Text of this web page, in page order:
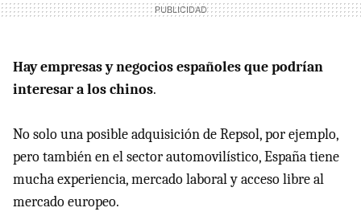
Hay empresas y negocios españoles que podrían
interesar a los chinos.
No solo una posible adquisición de Repsol, por ejemplo,
pero también en el sector automovilístico, España tiene
mucha experiencia, mercado laboral y acceso libre al
mercado europeo.